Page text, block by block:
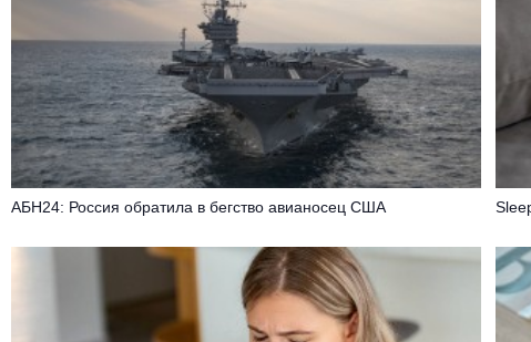
АБН24: Россия обратила в бегство авианосец США